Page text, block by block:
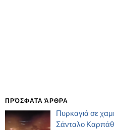
ΠΡΌΣΦΑΤΑ ΆΡΘΡΑ
Πυρκαγιά σε
Σάνταλο